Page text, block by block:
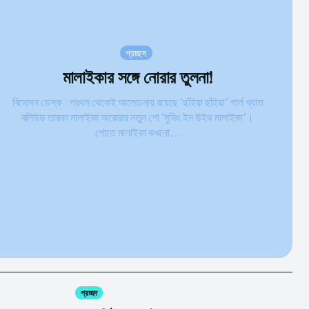
প্রচ্ছদ
মালাইকার সঙ্গে নোরার তুলনা!
বিনোদন ডেস্ক : প্রথম থেকেই আলোচনায় রয়েছে ‘ছাঁইয়া ছাঁইয়া’ গার্ল খ্যাত
বলিউড তারকা মালাইকা অরোরার নতুন শো ‘মুভিং ইন উইথ মালাইকা’।
শোতে মালাইকা কখনো...
প্রচ্ছদ